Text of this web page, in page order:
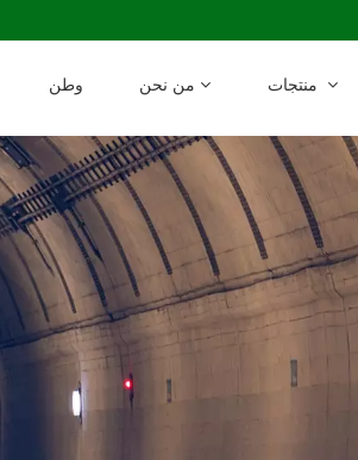
وطن من نحن